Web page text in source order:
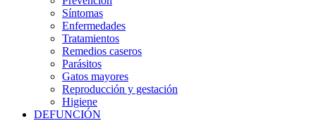
Síntomas
Enfermedades
Tratamientos
Remedios caseros
Parásitos
Gatos mayores
Reproducción y gestación
Higiene
DEFUNCIÓN